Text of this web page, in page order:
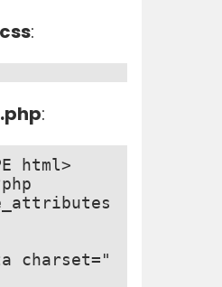
:
:
html>